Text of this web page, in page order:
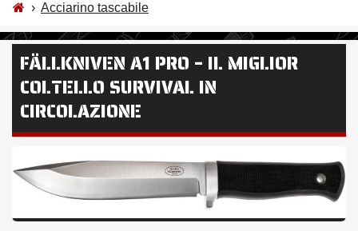
› Acciarino tascabile
FÄLLKNIVEN A1 PRO – IL MIGLIOR
COLTELLO SURVIVAL IN
CIRCOLAZIONE